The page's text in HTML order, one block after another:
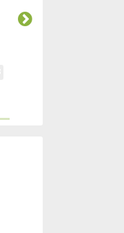
Aspersor de Riego Rotor